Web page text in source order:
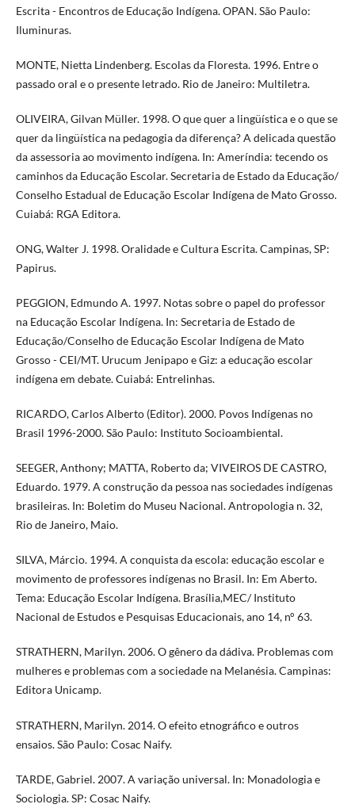
Escrita - Encontros de Educação Indígena. OPAN. São Paulo:
Iluminuras.
MONTE, Nietta Lindenberg. Escolas da Floresta. 1996. Entre o
passado oral e o presente letrado. Rio de Janeiro: Multiletra.
OLIVEIRA, Gilvan Müller. 1998. O que quer a lingüística e o que se
quer da lingüística na pedagogia da diferença? A delicada questão
da assessoria ao movimento indígena. In: Ameríndia: tecendo os
caminhos da Educação Escolar. Secretaria de Estado da Educação/
Conselho Estadual de Educação Escolar Indígena de Mato Grosso.
Cuiabá: RGA Editora.
ONG, Walter J. 1998. Oralidade e Cultura Escrita. Campinas, SP:
Papirus.
PEGGION, Edmundo A. 1997. Notas sobre o papel do professor
na Educação Escolar Indígena. In: Secretaria de Estado de
Educação/Conselho de Educação Escolar Indígena de Mato
Grosso - CEI/MT. Urucum Jenipapo e Giz: a educação escolar
indígena em debate. Cuiabá: Entrelinhas.
RICARDO, Carlos Alberto (Editor). 2000. Povos Indígenas no
Brasil 1996-2000. São Paulo: Instituto Socioambiental.
SEEGER, Anthony; MATTA, Roberto da; VIVEIROS DE CASTRO,
Eduardo. 1979. A construção da pessoa nas sociedades indígenas
brasileiras. In: Boletim do Museu Nacional. Antropologia n. 32,
Rio de Janeiro, Maio.
SILVA, Márcio. 1994. A conquista da escola: educação escolar e
movimento de professores indígenas no Brasil. In: Em Aberto.
Tema: Educação Escolar Indígena. Brasília,MEC/ Instituto
Nacional de Estudos e Pesquisas Educacionais, ano 14, n° 63.
STRATHERN, Marilyn. 2006. O gênero da dádiva. Problemas com
mulheres e problemas com a sociedade na Melanésia. Campinas:
Editora Unicamp.
STRATHERN, Marilyn. 2014. O efeito etnográfico e outros
ensaios. São Paulo: Cosac Naify.
TARDE, Gabriel. 2007. A variação universal. In: Monadologia e
Sociologia. SP: Cosac Naify.